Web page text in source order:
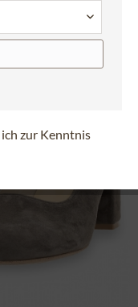
ich zur Kenntnis